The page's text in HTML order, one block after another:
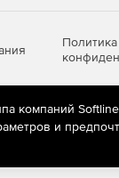
Политика
на
компаний
и